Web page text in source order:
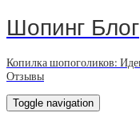
Шопинг Блог
Копилка шопоголиков:
Отзывы
Toggle navigation